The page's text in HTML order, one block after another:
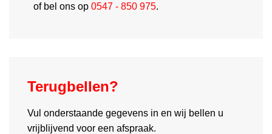
of bel ons op 0547 - 850 975.
Terugbellen?
Vul onderstaande gegevens in en wij bellen u
vrijblijvend voor een afspraak.